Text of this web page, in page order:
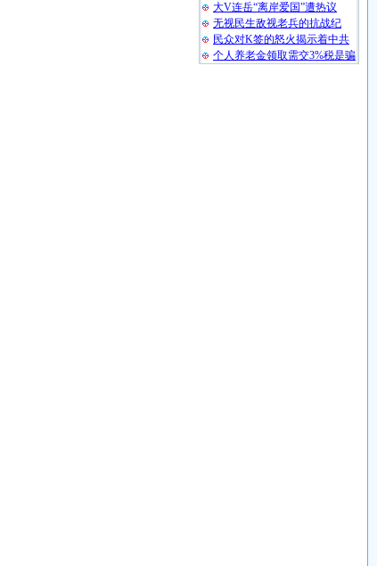
大V连岳“离岸爱国”遭热议
无视民生敌视老兵的抗战纪
民众对K签的怒火揭示着中共
个人养老金领取需交3%税是骗